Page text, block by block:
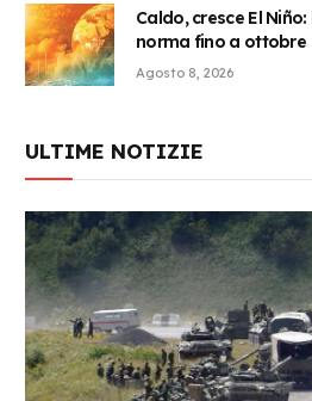
Caldo, cresce El
norma fino a ottobre
Agosto 8, 2026
ULTIME NOTIZIE